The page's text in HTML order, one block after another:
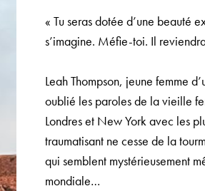
« Tu seras dotée d’une beauté
s’imagine. Méfie-toi. Il
Leah Thompson, jeune femme
oublié les paroles de la vieille
Londres et New York avec les
traumatisant ne cesse de la
qui semblent mystérieusement
mondiale…